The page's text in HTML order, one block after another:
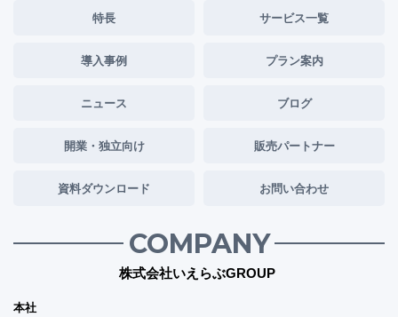
特長 サービス一覧
導入事例 プラン案内
ニュース ブログ
開業・独立向け 販売パートナー
資料ダウンロード お問い合わせ
COMPANY
株式会社いえらぶGROUP
本社